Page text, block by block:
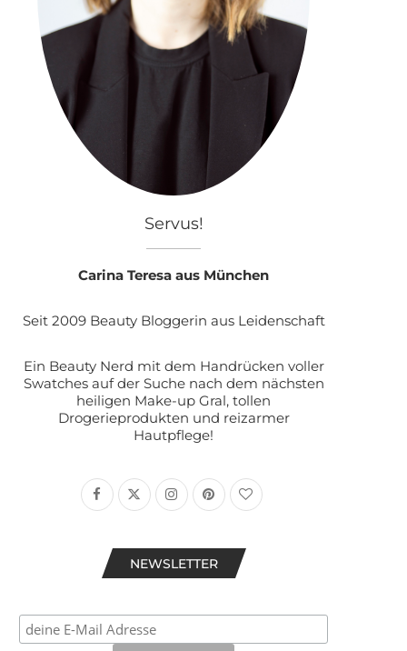
Servus!
Carina Teresa aus München
Seit 2009 Beauty Bloggerin aus Leidenschaft
Ein Beauty Nerd mit dem Handrücken voller
Swatches auf der Suche nach dem nächsten
heiligen Make-up Gral, tollen
Drogerieprodukten und reizarmer
Hautpflege!
NEWSLETTER